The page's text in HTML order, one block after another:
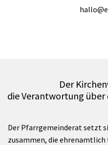
Der
die Verantwortung über
Der Pfarrgemeinderat setzt
zusammen, die ehrenamtlich